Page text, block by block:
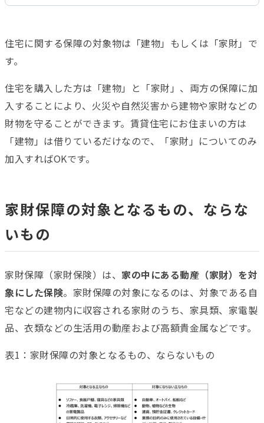
住宅に関する保障の対象物は「建物」もしくは「家財」で
す。
住宅を購入した方は「建物」と「家財」、両方の保障に加
入することにより、火災や自然災害から建物や家財などの
財物を守ることができます。賃貸住宅にお住まいの方は
「建物」は借りているだけなので、「家財」についてのみ
加入すればOKです。
家財保障の対象となるもの、ならな
いもの
家財保障（家財保険）は、 家の中にある動産（家財）を対
象にした保険。家財保障の対象になるのは、対象である自
宅などの建物内に収容される家財のうち、家具類、家電製
品、衣類などの生活用の動産および高額貴金属などです。
表1：家財保障の対象となるもの、ならないもの